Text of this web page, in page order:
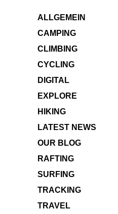
ALLGEMEIN
CAMPING
CLIMBING
CYCLING
DIGITAL
EXPLORE
HIKING
LATEST NEWS
OUR BLOG
RAFTING
SURFING
TRACKING
TRAVEL